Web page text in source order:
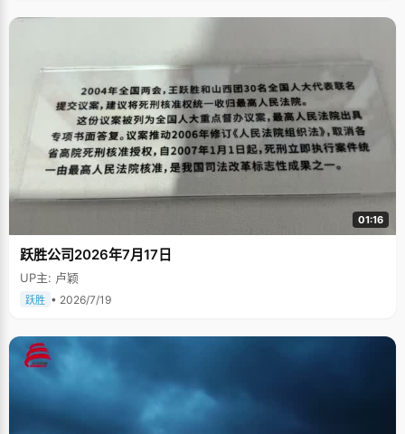
01:16
跃胜公司2026年7月17日
UP主: 卢颖
跃胜 • 2026/7/19